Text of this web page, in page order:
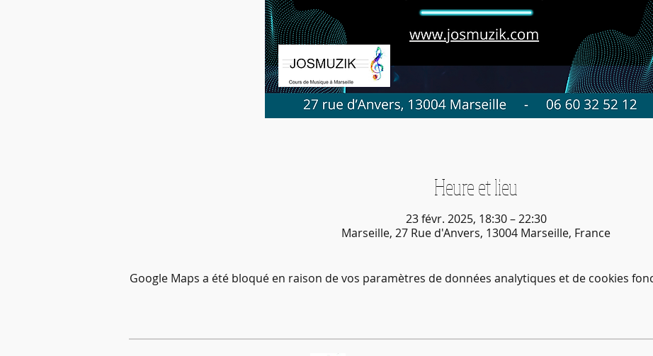
Heure et lieu
23 févr. 2025, 18:30 – 22:30
Marseille, 27 Rue d'Anvers, 13004 Marseille, France
Google Maps a été bloqué en raison de vos paramètres de données analytiques et de cookies